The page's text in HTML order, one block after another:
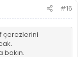
#16
çerezlerini
bakın.